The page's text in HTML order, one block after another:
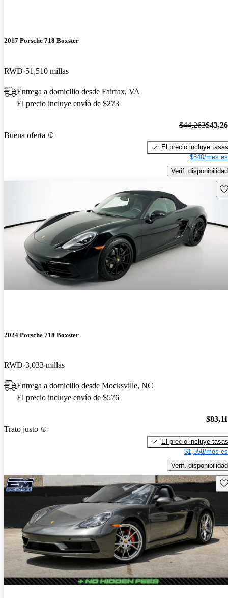
2017 Porsche 718 Boxster
RWD 51,510 millas
Entrega a domicilio desde Fairfax, VA
El precio incluye envío de $273
Buena oferta
$44,263
El precio incluye tasas
$840/mes
Verif. disponibilidad
2024 Porsche 718 Boxster
RWD 3,033 millas
Entrega a domicilio desde Mocksville, NC
El precio incluye envío de $576
Trato justo
El precio incluye tasas
$1,558/mes
Verif. disponibilidad